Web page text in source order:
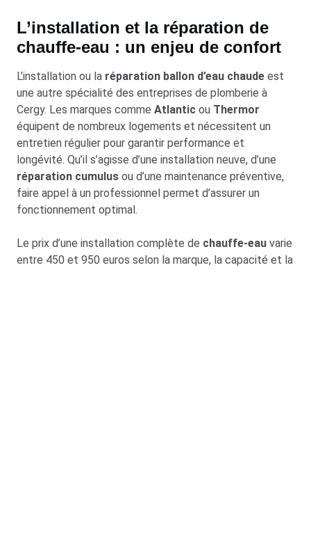
L’installation et la réparation de
chauffe-eau : un enjeu de confort
L’installation ou la réparation ballon d’eau chaude est
une autre spécialité des entreprises de plomberie à
Cergy. Les marques comme Atlantic ou Thermor
équipent de nombreux logements et nécessitent un
entretien régulier pour garantir performance et
longévité. Qu’il s’agisse d’une installation neuve, d’une
réparation cumulus ou d’une maintenance préventive,
faire appel à un professionnel permet d’assurer un
fonctionnement optimal.
Le prix d’une installation complète de chauffe-eau varie
entre 450 et 950 euros selon la marque, la capacité et la